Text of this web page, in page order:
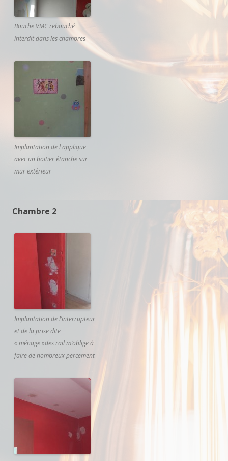
Bouche VMC rebouché
interdit dans les chambres
Implantation de l applique
avec un boitier étanche sur
mur extérieur
Chambre 2
Implantation de l’interrupteur
et de la prise dite
« ménage »des rail m’oblige à
faire de nombreux percement